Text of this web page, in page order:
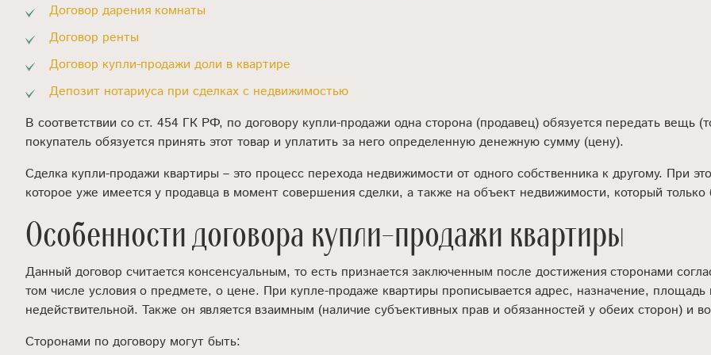
Нотариальное удостоверение
оферты и акцепта
Удостоверение завещаний
Удостоверение оферты и акцепта
Удостоверение доверенностей
иностранного языка
Дистанционное удостоверение
сделок
Осмотр и заверение в Макс
Морской протест
залоге движимого
Безотзывная
нотариуса
Регистрация
недвижимого
Подача формы
Договор дарения комнаты
Договор ренты
Договор купли-продажи доли в квартире
Депозит нотариуса при сделках с недвижимостью
В соответствии со ст. 454 ГК РФ, по договору купли-продажи одна сторона (продавец) обязуется передать вещь
покупатель обязуется принять этот товар и уплатить за него определенную денежную сумму (цену).
Сделка купли-продажи квартиры – это процесс перехода недвижимости от одного собственника к другому. При
которое уже имеется у продавца в момент совершения сделки, а также на объект недвижимости, который только
Особенности договора купли-продажи квартиры
Данный договор считается консенсуальным, то есть признается заключенным после достижения сторонами
том числе условия о предмете, о цене. При купле-продаже квартиры прописывается адрес, назначение,
недействительной. Также он является взаимным (наличие субъективных прав и обязанностей у обеих сторон) и
Сторонами по договору могут быть: